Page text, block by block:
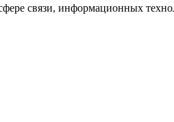
связи, информационных